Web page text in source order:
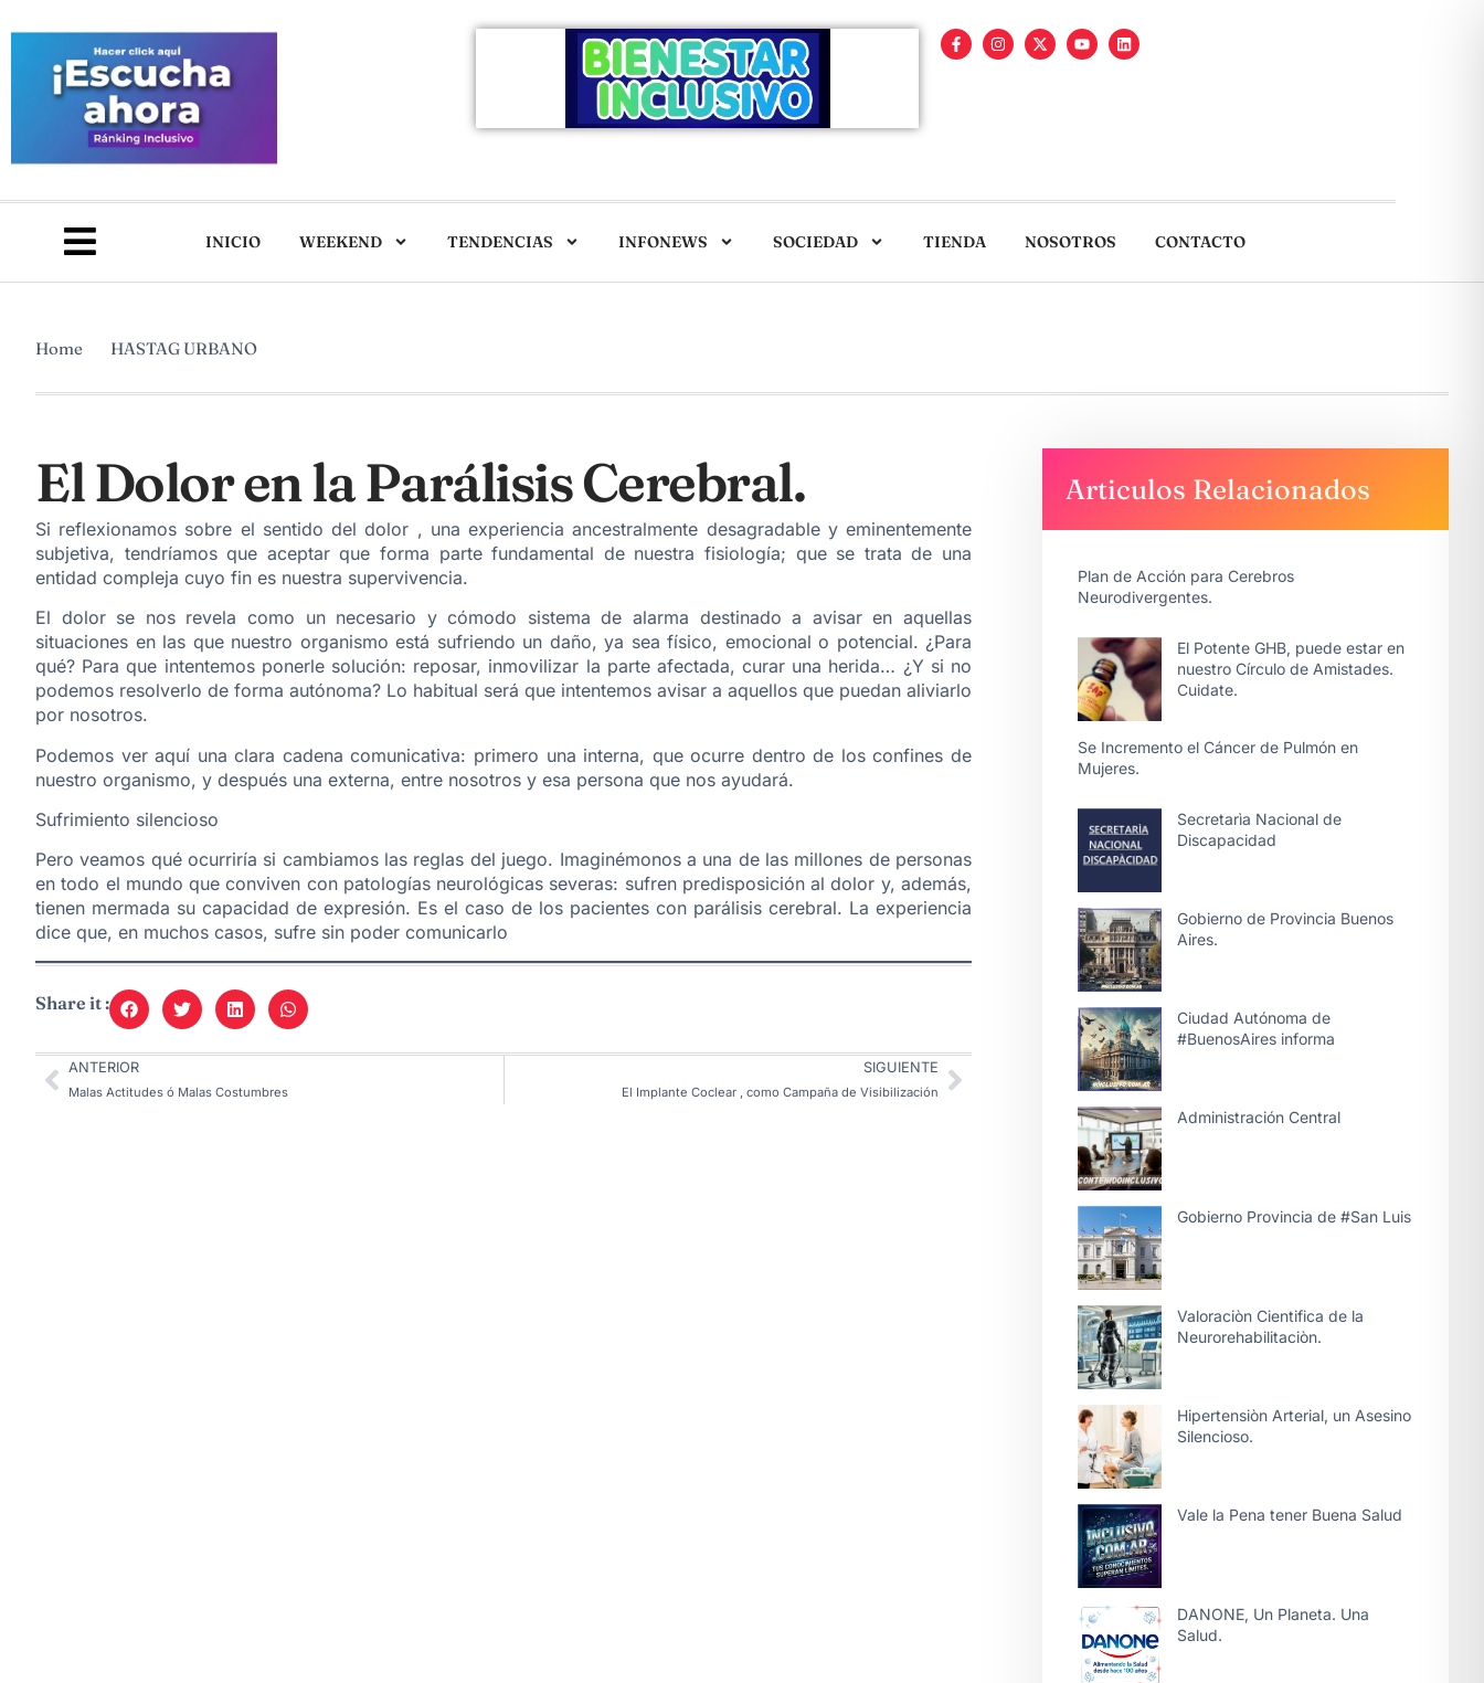
INICIO WEEKEND TENDENCIAS INFONEWS SOCIEDAD TIENDA NOSOTROS CONTACTO
Home HASTAG URBANO
El Dolor en la Parálisis Cerebral.
Si reflexionamos sobre el sentido del dolor , una experiencia ancestralmente desagradable y eminentemente
subjetiva, tendríamos que aceptar que forma parte fundamental de nuestra fisiología; que se trata de una
entidad compleja cuyo fin es nuestra supervivencia.
El dolor se nos revela como un necesario y cómodo sistema de alarma destinado a avisar en aquellas
situaciones en las que nuestro organismo está sufriendo un daño, ya sea físico, emocional o potencial. ¿Para
qué? Para que intentemos ponerle solución: reposar, inmovilizar la parte afectada, curar una herida… ¿Y si no
podemos resolverlo de forma autónoma? Lo habitual será que intentemos avisar a aquellos que puedan aliviarlo
por nosotros.
Podemos ver aquí una clara cadena comunicativa: primero una interna, que ocurre dentro de los confines de
nuestro organismo, y después una externa, entre nosotros y esa persona que nos ayudará.
Sufrimiento silencioso
Pero veamos qué ocurriría si cambiamos las reglas del juego. Imaginémonos a una de las millones de personas
en todo el mundo que conviven con patologías neurológicas severas: sufren predisposición al dolor y, además,
tienen mermada su capacidad de expresión. Es el caso de los pacientes con parálisis cerebral. La experiencia
dice que, en muchos casos, sufre sin poder comunicarlo
Share it :
ANTERIOR
Malas Actitudes ó Malas Costumbres
SIGUIENTE
El Implante Coclear , como Campaña de Visibilización
Articulos Relacionados
Plan de Acción para Cerebros
Neurodivergentes.
El Potente GHB, puede estar en
nuestro Círculo de Amistades.
Cuidate.
Se Incremento el Cáncer de Pulmón en
Mujeres.
Secretarìa Nacional de
Discapacidad
Gobierno de Provincia Buenos
Aires.
Ciudad Autónoma de
#BuenosAires informa
Administración Central
Gobierno Provincia de #San Luis
Valoraciòn Cientifica de la
Neurorehabilitaciòn.
Hipertensiòn Arterial, un Asesino
Silencioso.
Vale la Pena tener Buena Salud
DANONE, Un Planeta. Una
Salud.